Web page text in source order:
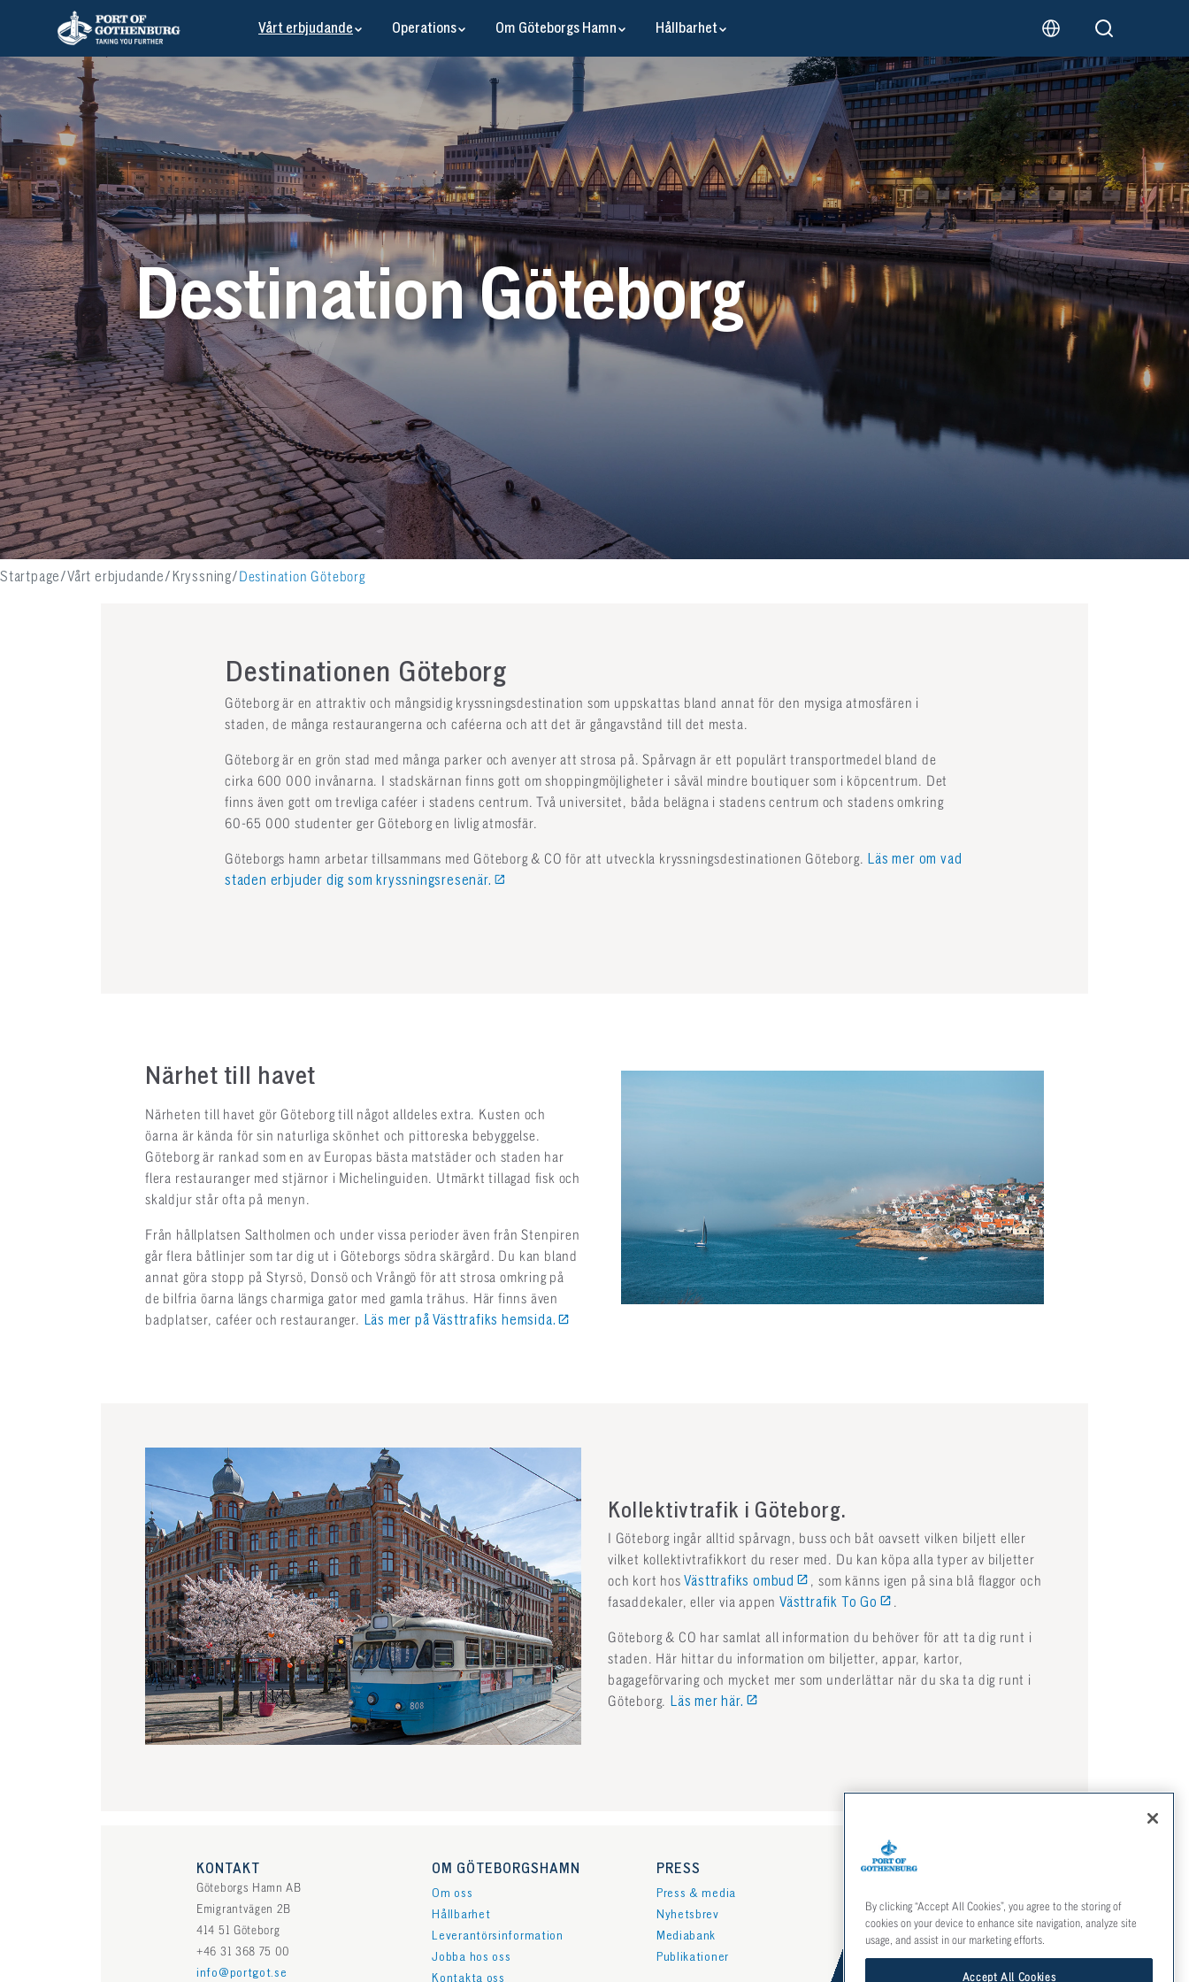
Vårt erbjudande Operations Om Göteborgs Hamn Hållbarhet
Destination Göteborg
Startpage Vårt erbjudande Kryssning Destination Göteborg
Destinationen Göteborg
Göteborg är en attraktiv och mångsidig kryssningsdestination som uppskattas bland annat för den mysiga atmosfären i
staden, de många restaurangerna och caféerna och att det är gångavstånd till det mesta.
Göteborg är en grön stad med många parker och avenyer att strosa på. Spårvagn är ett populärt transportmedel bland de
cirka 600 000 invånarna. I stadskärnan finns gott om shoppingmöjligheter i såväl mindre boutiquer som i köpcentrum. Det
finns även gott om trevliga caféer i stadens centrum. Två universitet, båda belägna i stadens centrum och stadens omkring
60-65 000 studenter ger Göteborg en livlig atmosfär.
Göteborgs hamn arbetar tillsammans med Göteborg & CO för att utveckla kryssningsdestinationen Göteborg. Läs mer om vad
staden erbjuder dig som kryssningsresenär.
Närhet till havet
Närheten till havet gör Göteborg till något alldeles extra. Kusten och
öarna är kända för sin naturliga skönhet och pittoreska bebyggelse.
Göteborg är rankad som en av Europas bästa matstäder och staden har
flera restauranger med stjärnor i Michelinguiden. Utmärkt tillagad fisk och
skaldjur står ofta på menyn.
Från hållplatsen Saltholmen och under vissa perioder även från Stenpiren
går flera båtlinjer som tar dig ut i Göteborgs södra skärgård. Du kan bland
annat göra stopp på Styrsö, Donsö och Vrångö för att strosa omkring på
de bilfria öarna längs charmiga gator med gamla trähus. Här finns även
badplatser, caféer och restauranger. Läs mer på Västtrafiks hemsida.
Kollektivtrafik i Göteborg.
I Göteborg ingår alltid spårvagn, buss och båt oavsett vilken biljett eller
vilket kollektivtrafikkort du reser med. Du kan köpa alla typer av biljetter
och kort hosVästtrafiks ombud
, som känns igen på sina blå flaggor och
fasaddekaler, eller via appenVästtrafik To Go
.
Göteborg & CO har samlat all information du behöver för att ta dig runt i
staden. Här hittar du information om biljetter, appar, kartor,
bagageförvaring och mycket mer som underlättar när du ska ta dig runt i
Göteborg. Läs mer här.
KONTAKT
Göteborgs Hamn AB
Emigrantvägen 2B
414 51 Göteborg
+46 31 368 75 00
info@portgot.se
OM GÖTEBORGSHAMN
Om oss
Hållbarhet
Leverantörsinformation
Jobba hos oss
Kontakta oss
PRESS
Press & media
Nyhetsbrev
Mediabank
Publikationer
Facebook
Instagram
By clicking “Accept All Cookies”, you agree to the storing of
cookies on your device to enhance site navigation, analyze site
usage, and assist in our marketing efforts.
Accept All Cookies